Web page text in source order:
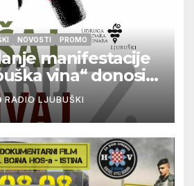
NOVOSTI PROMO
manifestacije
vina“ donosi
gastronomiju i
RADIO LJUBUŠKI